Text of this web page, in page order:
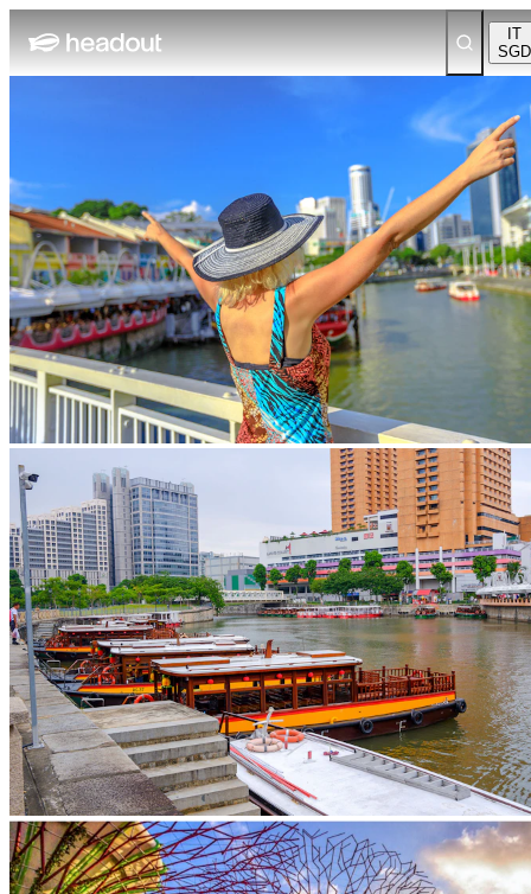
IT
SGD